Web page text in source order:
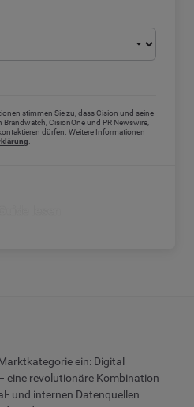
stimmen Sie zu, dass Cision und seine
CisionOne und PR Newswire,
dürfen. Weitere Informationen
.
ein: Digital
eine revolutionäre Kombination
und internen Datenquellen